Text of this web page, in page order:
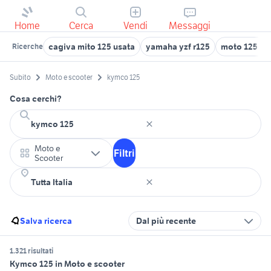
Home Cerca Vendi Messaggi
Ricerche cagiva mito 125 usata yamaha yzf r125 moto 125
Subito Moto e scooter kymco 125
Cosa cerchi?
Moto e
Scooter
Filtri
Salva ricerca Dal più recente
1.321 risultati
Kymco 125 in Moto e scooter